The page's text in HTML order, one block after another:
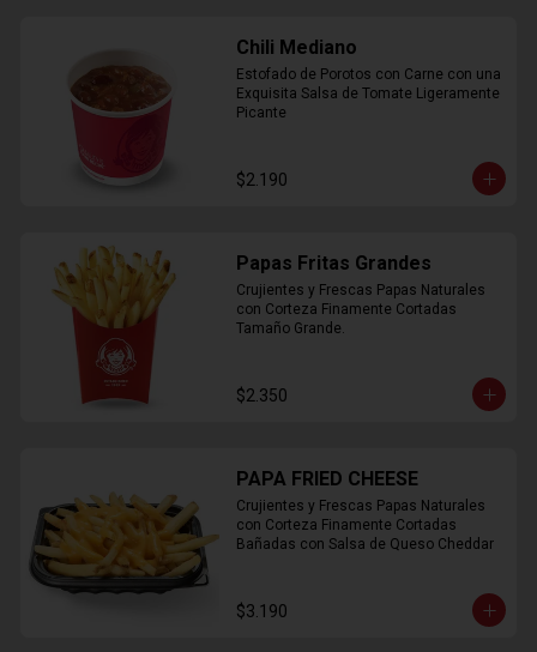
Chili Mediano
Estofado de Porotos con Carne con una
Exquisita Salsa de Tomate Ligeramente
Picante
$2.190
Papas Fritas Grandes
Crujientes y Frescas Papas Naturales
con Corteza Finamente Cortadas
Tamaño Grande.
$2.350
PAPA FRIED CHEESE
Crujientes y Frescas Papas Naturales
con Corteza Finamente Cortadas
Bañadas con Salsa de Queso Cheddar
$3.190